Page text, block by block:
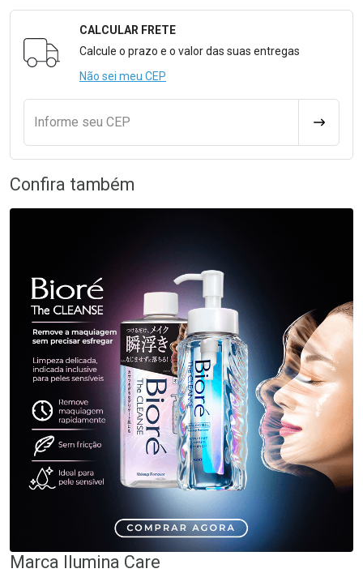
Formulário para Calcular o Frete
CALCULAR FRETE
Calcule o prazo e o valor das suas entregas
Não sei meu CEP
Informe seu CEP
Confira também
Marca Ilumina Care